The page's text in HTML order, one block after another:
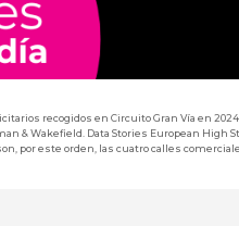
recogidos en Circuito Gran Vía en
& Wakefield. Data Stories European
por este orden, las cuatro calles